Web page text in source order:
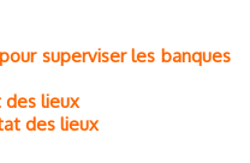
superviser les banques
des lieux
des lieux